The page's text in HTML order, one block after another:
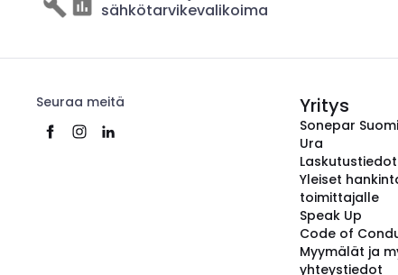
sähkötarvikevalikoima
Seuraa meitä Yritys
Sonepar
Ura
Laskutustiedot
Yleiset
toimittajalle
Speak Up
Code of
Myymälät ja
yhteystiedot